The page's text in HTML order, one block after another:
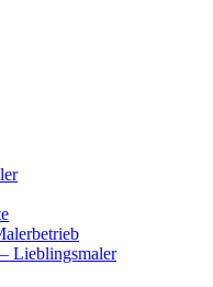
Lieblingsmaler